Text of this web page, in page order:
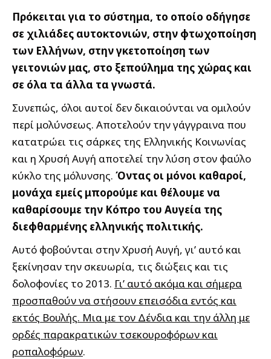
Πρόκειται για το σύστημα, το οποίο οδήγησε
σε χιλιάδες αυτοκτονιών, στην φτωχοποίηση
των Ελλήνων, στην γκετοποίηση των
γειτονιών μας, στο ξεπούλημα της χώρας και
σε όλα τα άλλα τα γνωστά.
Συνεπώς, όλοι αυτοί δεν δικαιούνται να ομιλούν
περί μολύνσεως. Αποτελούν την γάγγραινα που
κατατρώει τις σάρκες της Ελληνικής Κοινωνίας
και η Χρυσή Αυγή αποτελεί την λύση στον φαύλο
κύκλο της μόλυνσης. Όντας οι μόνοι καθαροί,
μονάχα εμείς μπορούμε και θέλουμε να
καθαρίσουμε την Κόπρο του Αυγεία της
διεφθαρμένης ελληνικής πολιτικής.
Αυτό φοβούνται στην Χρυσή Αυγή, γι’ αυτό και
ξεκίνησαν την σκευωρία, τις διώξεις και τις
δολοφονίες το 2013. Γι’ αυτό ακόμα και σήμερα
προσπαθούν να στήσουν επεισόδια εντός και
εκτός Βουλής. Μια με τον Δένδια και την άλλη με
ορδές παρακρατικών τσεκουροφόρων και
ροπαλοφόρων.